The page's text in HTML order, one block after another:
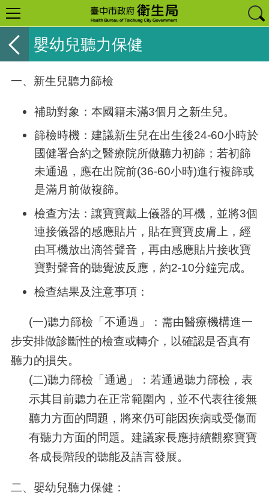
嬰幼兒聽力保健
一、新生兒聽力篩檢
補助對象：本國籍未滿3個月之新生兒。
篩檢時機：建議新生兒在出生後24-60小時於
國健署合約之醫療院所做聽力初篩；若初篩
未通過，應在出院前(36-60小時)進行複篩或
是滿月前做複篩。
檢查方法：讓寶寶戴上儀器的耳機，並將3個
連接儀器的感應貼片，貼在寶寶皮膚上，經
由耳機放出滴答聲音，再由感應貼片接收寶
寶對聲音的聽覺波反應，約2-10分鐘完成。
檢查結果及注意事項：
(一)聽力篩檢「不通過」：需由醫療機構進一
步安排做診斷性的檢查或轉介，以確認是否真有
聽力的損失。
(二)聽力篩檢「通過」：若通過聽力篩檢，表
示其目前聽力在正常範圍內，並不代表往後無
聽力方面的問題，將來仍可能因疾病或受傷而
有聽力方面的問題。建議家長應持續觀察寶寶
各成長階段的聽能及語言發展。
二、嬰幼兒聽力保健：